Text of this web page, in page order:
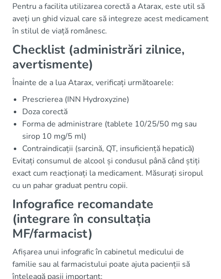
Pentru a facilita utilizarea corectă a Atarax, este util să
aveți un ghid vizual care să integreze acest medicament
în stilul de viață românesc.
Checklist (administrări zilnice,
avertismente)
Înainte de a lua Atarax, verificați următoarele:
Prescrierea (INN Hydroxyzine)
Doza corectă
Forma de administrare (tablete 10/25/50 mg sau
sirop 10 mg/5 ml)
Contraindicații (sarcină, QT, insuficiență hepatică)
Evitați consumul de alcool și condusul până când știți
exact cum reacționați la medicament. Măsurați siropul
cu un pahar graduat pentru copii.
Infografice recomandate
(integrare în consultația
MF/farmacist)
Afișarea unui infografic în cabinetul medicului de
familie sau al farmacistului poate ajuta pacienții să
înțeleagă pașii important: